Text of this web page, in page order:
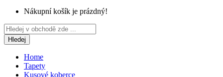
Nákupní košík je prázdný!
Hledej
Home
Tapety
Kusové koberce